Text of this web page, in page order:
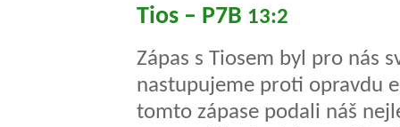
Tios – P7B 13:2
Zápas s Tiosem byl pro nás
nastupujeme proti opravdu
tomto zápase podali náš